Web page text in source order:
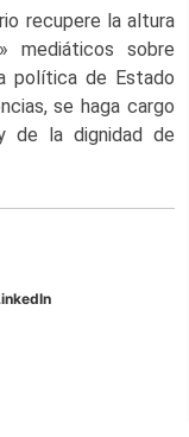
recupere la altura
mediáticos sobre
política de Estado
se haga cargo
de la dignidad de